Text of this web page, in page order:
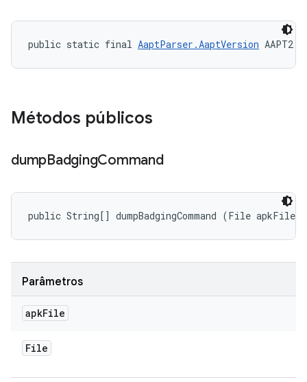
public static final AaptParser.AaptVersion AAPT2
Métodos públicos
dumpBadgingCommand
public String[] dumpBadgingCommand (File apkFile)
Parâmetros
apkFile
File